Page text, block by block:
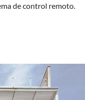
de control remoto.